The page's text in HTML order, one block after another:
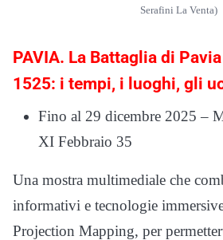
Serafini La Venta)
PAVIA. La Battaglia di
1525: i tempi, i luoghi, gli
Fino al 29 dicembre 2025 –
XI Febbraio 35
Una mostra multimediale che
informativi e tecnologie
Projection Mapping, per